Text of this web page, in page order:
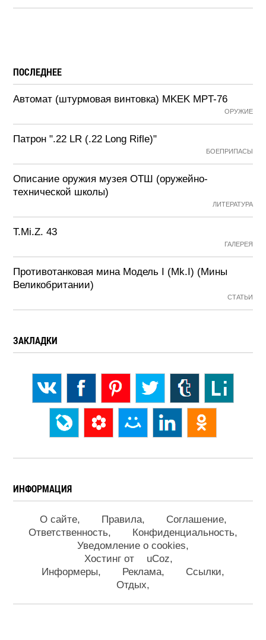
ПОСЛЕДНЕЕ
Автомат (штурмовая винтовка) MKEK MPT-76
ОРУЖИЕ
Патрон ".22 LR (.22 Long Rifle)"
БОЕПРИПАСЫ
Описание оружия музея ОТШ (оружейно-
технической школы)
ЛИТЕРАТУРА
T.Mi.Z. 43
ГАЛЕРЕЯ
Противотанковая мина Модель I (Mk.I) (Мины
Великобритании)
СТАТЬИ
ЗАКЛАДКИ
ИНФОРМАЦИЯ
О сайте Правила
Соглашение
Ответственность
Конфиденциальность
Уведомление о cookies
Хостинг от
uCoz
Информеры
Реклама
Ссылки
Отдых